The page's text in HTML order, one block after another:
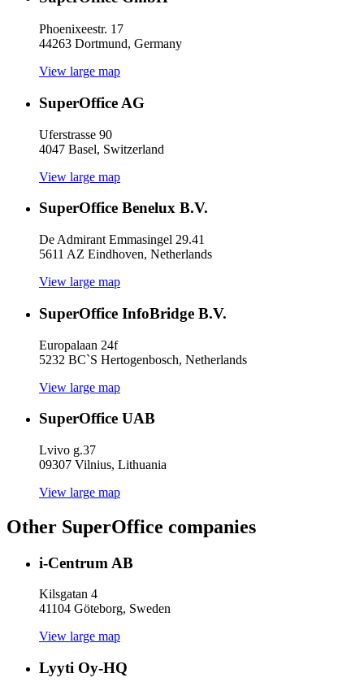
Phoenixeestr. 17
44263 Dortmund, Germany
View large map
SuperOffice AG
Uferstrasse 90
4047 Basel, Switzerland
View large map
SuperOffice Benelux B.V.
De Admirant Emmasingel 29.41
5611 AZ Eindhoven, Netherlands
View large map
SuperOffice InfoBridge B.V.
Europalaan 24f
5232 BC`S Hertogenbosch, Netherlands
View large map
SuperOffice UAB
Lvivo g.37
09307 Vilnius, Lithuania
View large map
Other SuperOffice companies
i-Centrum AB
Kilsgatan 4
41104 Göteborg, Sweden
View large map
Lyyti Oy-HQ